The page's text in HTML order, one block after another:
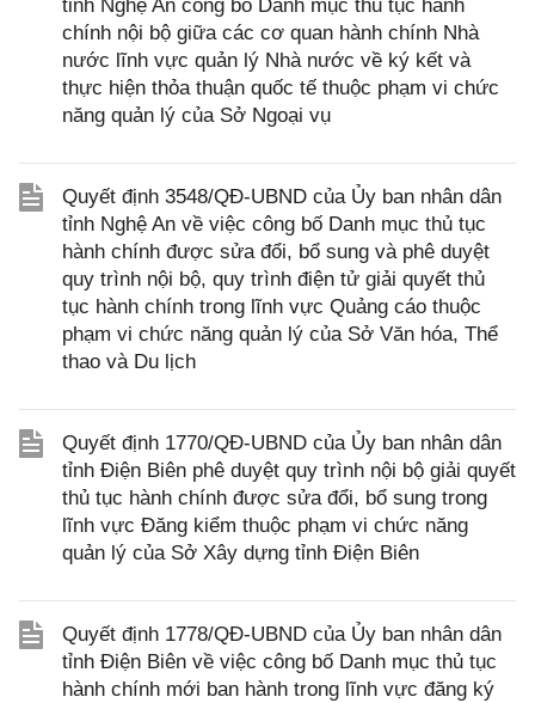
tỉnh Nghệ An công bố Danh mục thủ tục hành
chính nội bộ giữa các cơ quan hành chính Nhà
nước lĩnh vực quản lý Nhà nước về ký kết và
thực hiện thỏa thuận quốc tế thuộc phạm vi chức
năng quản lý của Sở Ngoại vụ
Quyết định 3548/QĐ-UBND của Ủy ban nhân dân
tỉnh Nghệ An về việc công bố Danh mục thủ tục
hành chính được sửa đổi, bổ sung và phê duyệt
quy trình nội bộ, quy trình điện tử giải quyết thủ
tục hành chính trong lĩnh vực Quảng cáo thuộc
phạm vi chức năng quản lý của Sở Văn hóa, Thể
thao và Du lịch
Quyết định 1770/QĐ-UBND của Ủy ban nhân dân
tỉnh Điện Biên phê duyệt quy trình nội bộ giải quyết
thủ tục hành chính được sửa đổi, bổ sung trong
lĩnh vực Đăng kiểm thuộc phạm vi chức năng
quản lý của Sở Xây dựng tỉnh Điện Biên
Quyết định 1778/QĐ-UBND của Ủy ban nhân dân
tỉnh Điện Biên về việc công bố Danh mục thủ tục
hành chính mới ban hành trong lĩnh vực đăng ký